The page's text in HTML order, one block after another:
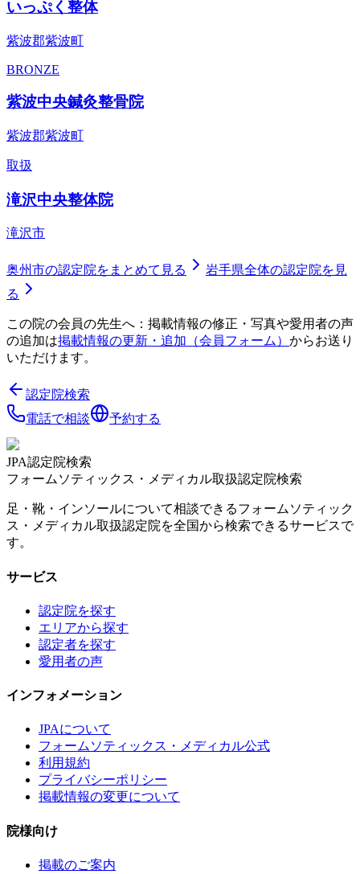
いっぷく整体
紫波郡紫波町
BRONZE
紫波中央鍼灸整骨院
紫波郡紫波町
取扱
滝沢中央整体院
滝沢市
奥州市の認定院をまとめて見る 岩手県全体の認定院を見
る
この院の会員の先生へ：掲載情報の修正・写真や愛用者の声
の追加は掲載情報の更新・追加（会員フォーム） からお送り
いただけます。
認定院検索
電話で相談
予約する
JPA認定院検索
フォームソティックス・メディカル取扱認定院検索
足・靴・インソールについて相談できるフォームソティック
ス・メディカル取扱認定院を全国から検索できるサービスで
す。
サービス
認定院を探す
エリアから探す
認定者を探す
愛用者の声
インフォメーション
JPAについて
フォームソティックス・メディカル公式
利用規約
プライバシーポリシー
掲載情報の変更について
院様向け
掲載のご案内